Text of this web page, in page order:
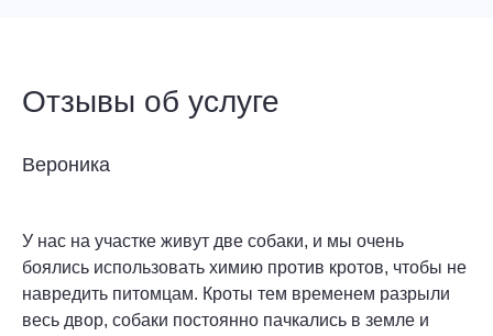
Отзывы об услуге
Вероника
У нас на участке живут две собаки, и мы очень
боялись использовать химию против кротов, чтобы не
навредить питомцам. Кроты тем временем разрыли
весь двор, собаки постоянно пачкались в земле и